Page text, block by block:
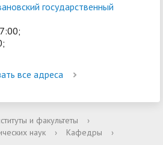
государственный
все адреса
и факультеты
›
наук
› Кафедры
›